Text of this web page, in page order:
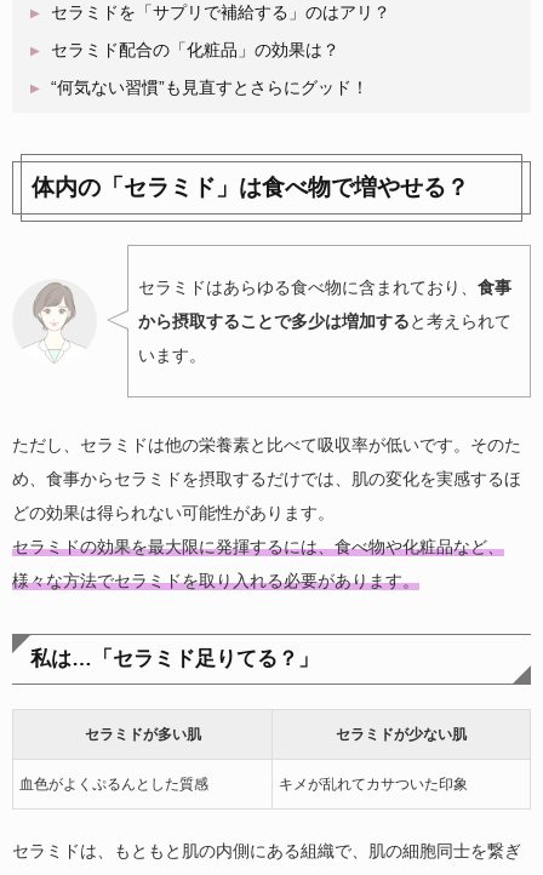
セラミドを「サプリで補給する」のはアリ？
セラミド配合の「化粧品」の効果は？
“何気ない習慣”も見直すとさらにグッド！
体内の「セラミド」は食べ物で増やせる？
セラミドはあらゆる食べ物に含まれており、 食事
から摂取することで多少は増加すると考えられて
います。
ただし、セラミドは他の栄養素と比べて吸収率が低いです。そのた
め、食事からセラミドを摂取するだけでは、肌の変化を実感するほ
どの効果は得られない可能性があります。
セラミドの効果を最大限に発揮するには、食べ物や化粧品など、
様々な方法でセラミドを取り入れる必要があります。
私は…「セラミド足りてる？」
セラミドが多い肌 セラミドが少ない肌
血色がよくぷるんとした質感 キメが乱れてカサついた印象
セラミドは、もともと肌の内側にある組織で、肌の細胞同士を繋ぎ